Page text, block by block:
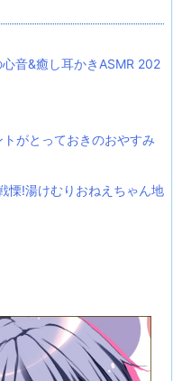
心音&癒し耳かきASMR 202
トがとっておきのおやすみ
慄!湯けむりおねえちゃん地